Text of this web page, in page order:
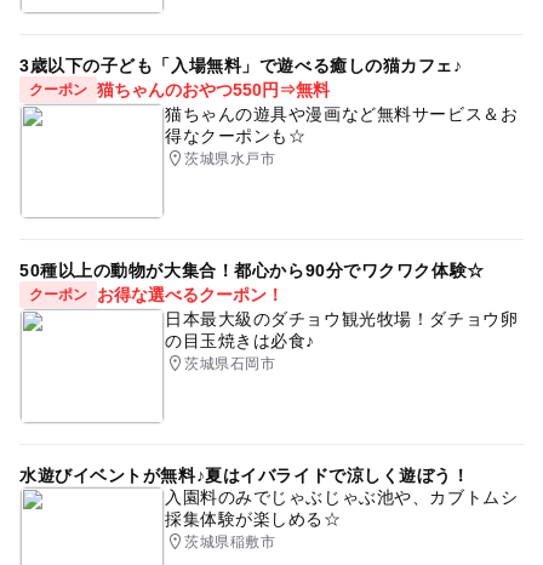
3歳以下の子ども「入場無料」で遊べる癒しの猫カフェ♪
クーポン 猫ちゃんのおやつ550円⇒無料
猫ちゃんの遊具や漫画など無料サービス＆お
得なクーポンも☆
茨城県水戸市
50種以上の動物が大集合！都心から90分でワクワク体験☆
クーポン
お得な選べるクーポン！
日本最大級のダチョウ観光牧場！ダチョウ卵
の目玉焼きは必食♪
茨城県石岡市
水遊びイベントが無料♪夏はイバライドで涼しく遊ぼう！
入園料のみでじゃぶじゃぶ池や、カブトムシ
採集体験が楽しめる☆
茨城県稲敷市